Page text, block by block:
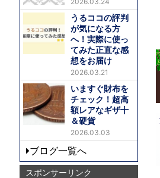
うるココの評判
が気になる方
へ！実際に使っ
てみた正直な感
想をお届け
2026.03.21
いますぐ財布を
チェック！超高
額レアなギザ十
＆硬貨
2026.03.03
ブログ一覧へ
スポンサーリンク